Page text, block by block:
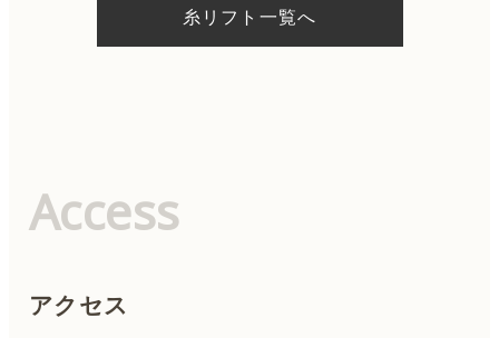
糸リフト一覧へ
Access
アクセス